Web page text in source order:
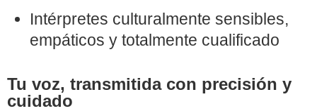
Intérpretes culturalmente sensibles,
empáticos y totalmente cualificado
Tu voz, transmitida con precisión y
cuidado